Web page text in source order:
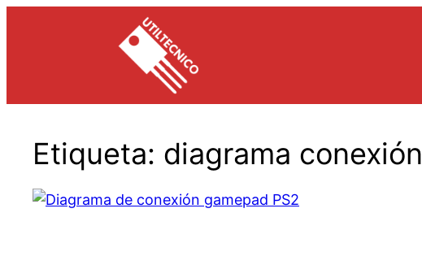
Etiqueta: diagrama conexión